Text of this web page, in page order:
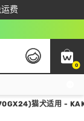
费
惠
即减$50
0
猫犬适用 -